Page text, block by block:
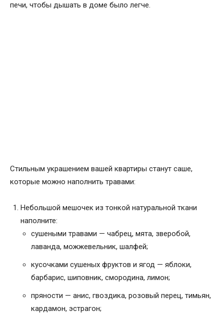
печи, чтобы дышать в доме было легче.
Стильным украшением вашей квартиры станут саше,
которые можно наполнить травами:
Небольшой мешочек из тонкой натуральной ткани
наполните:
сушеными травами — чабрец, мята, зверобой,
лаванда, можжевельник, шалфей;
кусочками сушеных фруктов и ягод — яблоки,
барбарис, шиповник, смородина, лимон;
пряности — анис, гвоздика, розовый перец, тимьян,
кардамон, эстрагон;